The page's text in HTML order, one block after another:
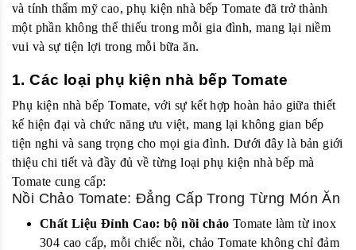
và tính thẩm mỹ cao, phụ kiện nhà bếp Tomate đã trở thành
một phần không thể thiếu trong mỗi gia đình, mang lại niềm
vui và sự tiện lợi trong mỗi bữa ăn.
1. Các loại phụ kiện nhà bếp Tomate
Phụ kiện nhà bếp Tomate, với sự kết hợp hoàn hảo giữa thiết
kế hiện đại và chức năng ưu việt, mang lại không gian bếp
tiện nghi và sang trọng cho mọi gia đình. Dưới đây là bản giới
thiệu chi tiết và đầy đủ về từng loại phụ kiện nhà bếp mà
Tomate cung cấp:
Nồi Chảo Tomate: Đẳng Cấp Trong Từng Món Ăn
Chất Liệu Đỉnh Cao: bộ nồi chảo Tomate làm từ inox
304 cao cấp, mỗi chiếc nồi, chảo Tomate không chỉ đảm